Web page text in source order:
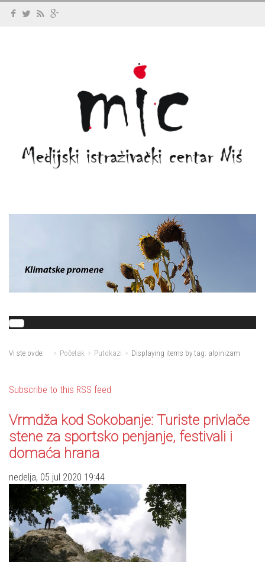
Vi ste ovde: Početak Putokazi Displaying items by tag: alpinizam
Subscribe to this RSS feed
Vrmdža kod Sokobanje: Turiste privlače
stene za sportsko penjanje, festivali i
domaća hrana
nedelja, 05 jul 2020 19:44